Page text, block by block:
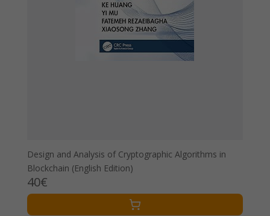
Design and Analysis of Cryptographic Algorithms in
Blockchain (English Edition)
40€